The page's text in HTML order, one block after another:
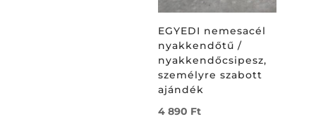
EGYEDI nemesacél
nyakkendőtű /
nyakkendőcsipesz,
személyre szabott
ajándék
4 890 Ft
0